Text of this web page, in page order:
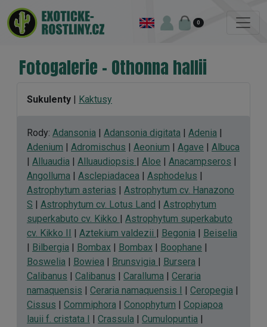
0
Fotogalerie - Othonna hallii
Sukulenty | Kaktusy
Rody: Adansonia | Adansonia digitata | Adenia |
Adenium | Adromischus | Aeonium | Agave | Albuca
| Alluaudia | Alluaudiopsis | Aloe | Anacampseros |
Angolluma | Asclepiadacea | Asphodelus |
Astrophytum asterias | Astrophytum cv. Hanazono
S | Astrophytum cv. Lotus Land | Astrophytum
superkabuto cv. Kikko | Astrophytum superkabuto
cv. Kikko II | Aztekium valdezii | Begonia | Beiselia
| Bilbergia | Bombax | Bombax | Boophane |
Boswelia | Bowiea | Brunsvigia | Bursera |
Calibanus | Calibanus | Caralluma | Ceraria
namaquensis | Ceraria namaquensis I | Ceropegia |
Cissus | Commiphora | Conophytum | Copiapoa
lauii f. cristata I | Crassula | Cumulopuntia |